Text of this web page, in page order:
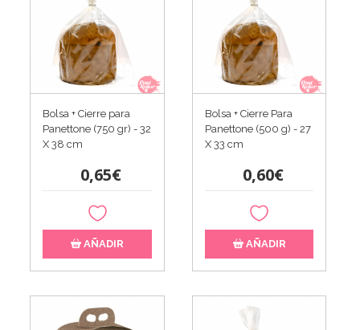
Bolsa + Cierre para
Panettone (750 gr) - 32
X 38 cm
0,65€
AÑADIR
Bolsa + Cierre Para
Panettone (500 g) - 27
X 33 cm
0,60€
AÑADIR